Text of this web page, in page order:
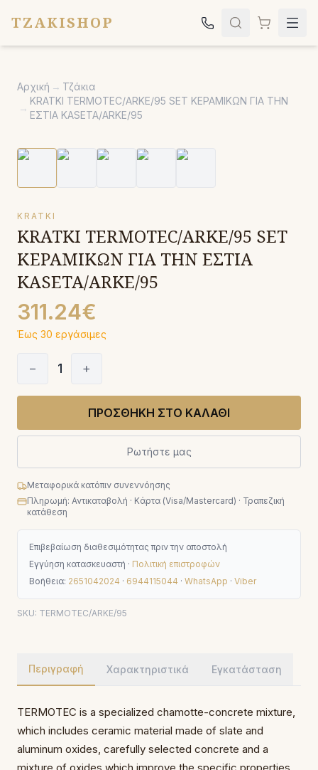
TZAKISHOP
Σόμπες
Ψησταριές
Κήπος
Επικοινωνία
Καλέστε μας:2651042024
Αρχική → Τζάκια
→
KRATKI TERMOTEC/ARKE/95 SET ΚΕΡΑΜΙΚΩΝ ΓΙΑ ΤΗΝ
ΕΣΤΙΑ KASETA/ARKE/95
KRATKI
KRATKI TERMOTEC/ARKE/95 SET
ΚΕΡΑΜΙΚΩΝ ΓΙΑ ΤΗΝ ΕΣΤΙΑ
KASETA/ARKE/95
311.24€
Έως 30 εργάσιμες
− 1 +
ΠΡΟΣΘΗΚΗ ΣΤΟ ΚΑΛΑΘΙ
Ρωτήστε μας
Μεταφορικά κατόπιν συνεννόησης
Πληρωμή: Αντικαταβολή · Κάρτα (Visa/Mastercard) · Τραπεζική
κατάθεση
Επιβεβαίωση διαθεσιμότητας πριν την αποστολή
Εγγύηση κατασκευαστή · Πολιτική επιστροφών
Βοήθεια: 2651042024 · 6944115044 · WhatsApp · Viber
SKU: TERMOTEC/ARKE/95
Περιγραφή Χαρακτηριστικά Εγκατάσταση
TERMOTEC is a specialized chamotte-concrete mixture,
which includes ceramic material made of slate and
aluminum oxides, carefully selected concrete and a